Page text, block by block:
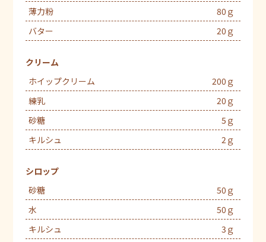
薄力粉
80ｇ
バター
20ｇ
クリーム
ホイップクリーム
200ｇ
練乳
20ｇ
砂糖
5ｇ
キルシュ
2ｇ
シロップ
砂糖
50ｇ
水
50ｇ
キルシュ
3ｇ